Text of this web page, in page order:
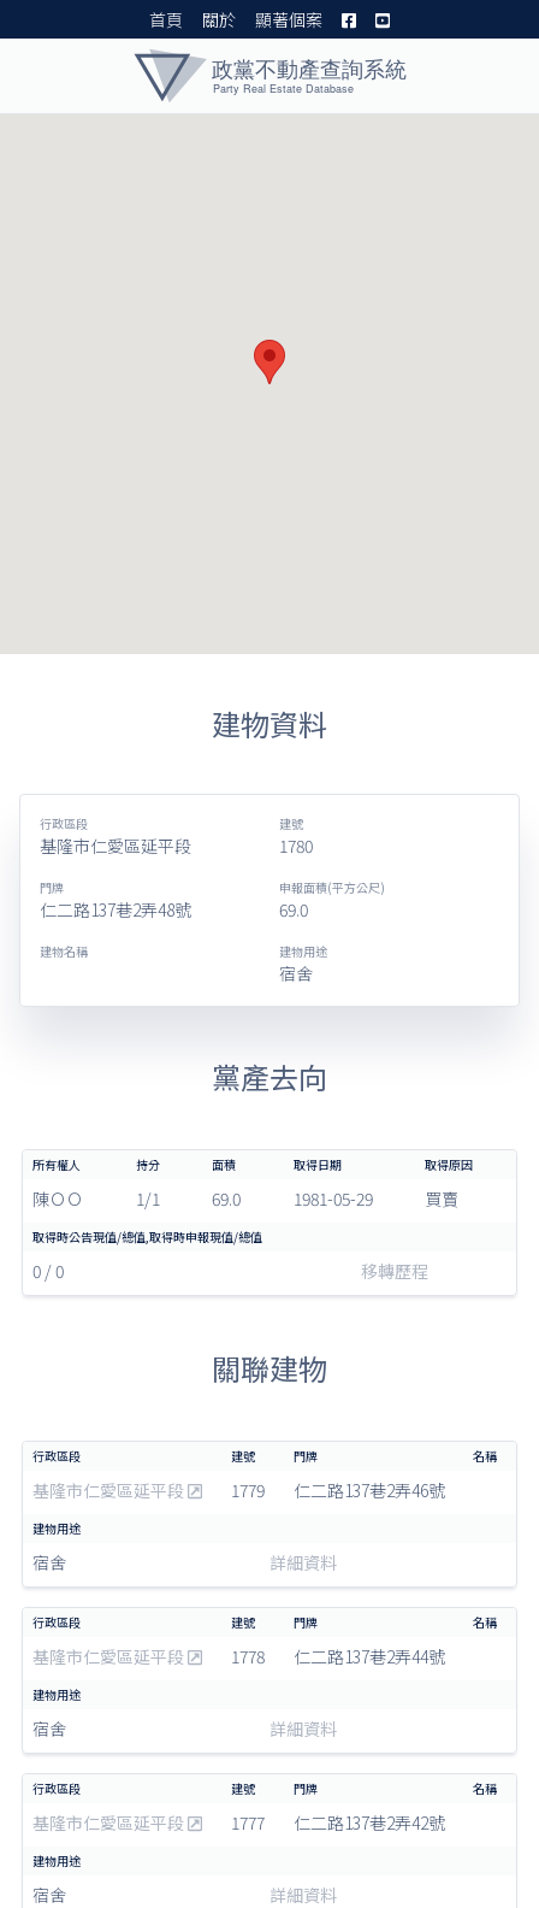
首頁 關於 顯著個案
建物資料
行政區段
基隆市仁愛區延平段
建號
1780
門牌
仁二路137巷2弄48號
申報面積(平方公尺)
69.0
建物名稱 建物用途
宿舍
黨產去向
陳ＯＯ 1/1 69.0 1981-05-29 買賣
0 / 0 移轉歷程
關聯建物
基隆市仁愛區延平段 1779 仁二路137巷2弄46號
宿舍 詳細資料
基隆市仁愛區延平段 1778 仁二路137巷2弄44號
宿舍 詳細資料
基隆市仁愛區延平段 1777 仁二路137巷2弄42號
宿舍 詳細資料